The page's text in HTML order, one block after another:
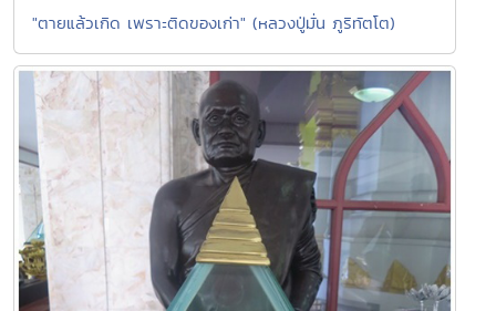
"ตายแล้วเกิด เพราะติดของเก่า" (หลวงปู่มั่น ภูริทัตโต)